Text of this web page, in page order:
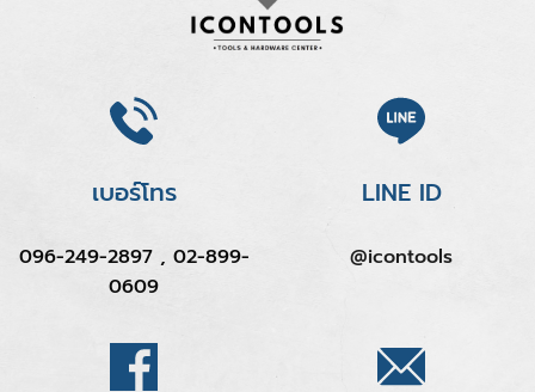
เบอร์โทร
096-249-2897 , 02-899-
0609
LINE ID
@icontools